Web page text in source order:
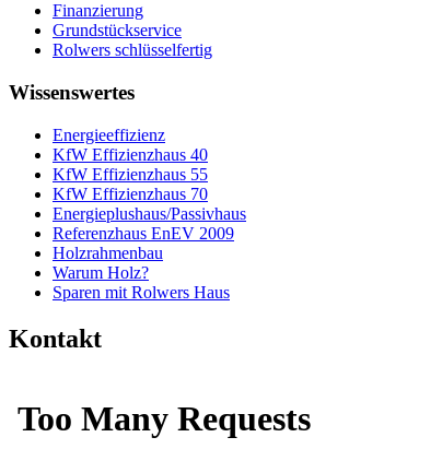
Finanzierung
Grundstückservice
Rolwers schlüsselfertig
Wissenswertes
Energieeffizienz
KfW Effizienzhaus 40
KfW Effizienzhaus 55
KfW Effizienzhaus 70
Energieplushaus/Passivhaus
Referenzhaus EnEV 2009
Holzrahmenbau
Warum Holz?
Sparen mit Rolwers Haus
Kontakt